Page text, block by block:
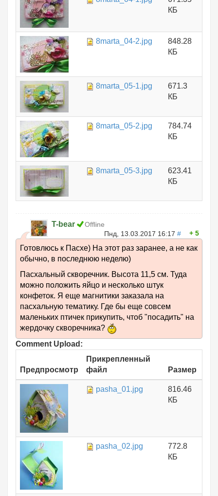
КБ
8marta_04-2.jpg
848.28
КБ
8marta_05-1.jpg
671.3
КБ
8marta_05-2.jpg
784.74
КБ
8marta_05-3.jpg
623.41
КБ
T-bear
Offline
Пнд, 13.03.2017 16:17 # 5
Готовлюсь к Пасхе) На этот раз заранее, а не как
обычно, в последнюю неделю)
Пасхальный скворечник. Высота 11,5 см. Туда
можно положить яйцо и несколько штук
конфеток. Я еще магнитики заказала на
пасхальную тематику. Где бы еще совсем
маленьких птичек прикупить, чтоб "посадить" на
жердочку скворечника?
Comment Upload:
Предпросмотр
Прикрепленный
файл
Размер
pasha_01.jpg
816.46
КБ
pasha_02.jpg
772.8
КБ